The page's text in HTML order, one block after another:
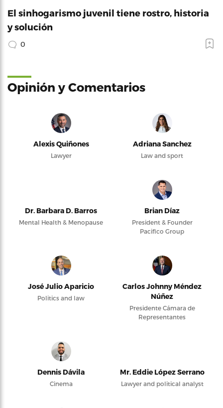
El sinhogarismo juvenil tiene rostro, historia
y solución
0
Opinión y Comentarios
Alexis Quiñones
Lawyer
Adriana Sanchez
Law and sport
Dr. Barbara D. Barros
Mental Health & Menopause
Brian Díaz
President & Founder
Pacifico Group
José Julio Aparicio
Politics and law
Carlos Johnny Méndez
Núñez
Presidente Cámara de
Representantes
Dennis Dávila
Cinema
Mr. Eddie López Serrano
Lawyer and political analyst